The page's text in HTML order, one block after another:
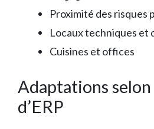
Proximité des risques
Locaux techniques et
Cuisines et offices
Adaptations
d’ERP